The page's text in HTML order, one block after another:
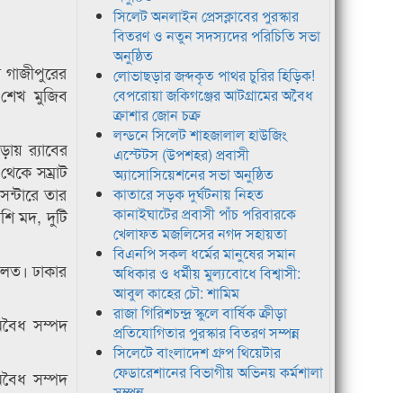
শেখ মুজিব
র‌্যাবের
সম্রাট
তার
মদ, দুটি
ঢাকার
সম্পদ
সম্পদ
সিলেট অনলাইন প্রেসক্লাবের পুরস্কার
বিতরণ ও নতুন সদস্যদের পরিচিতি সভা
অনুষ্ঠিত
লোভাছড়ার জব্দকৃত পাথর চুরির হিড়িক!
বেপরোয়া জকিগঞ্জের আটগ্রামের অবৈধ
ক্রাশার জোন চক্র
লন্ডনে সিলেট শাহজালাল হাউজিং
এস্টেটস (উপশহর) প্রবাসী
অ্যাসোসিয়েশনের সভা অনুষ্ঠিত
কাতারে সড়ক দুর্ঘটনায় নিহত
কানাইঘাটের প্রবাসী পাঁচ পরিবারকে
খেলাফত মজলিসের নগদ সহায়তা
বিএনপি সকল ধর্মের মানুষের সমান
অধিকার ও ধর্মীয় মুল্যবোধে বিশ্বাসী:
আবুল কাহের চৌ: শামিম
রাজা গিরিশচন্দ্র স্কুলে বার্ষিক ক্রীড়া
প্রতিযোগিতার পুরস্কার বিতরণ সম্পন্ন
সিলেটে বাংলাদেশ গ্রুপ থিয়েটার
ফেডারেশানের বিভাগীয় অভিনয় কর্মশালা